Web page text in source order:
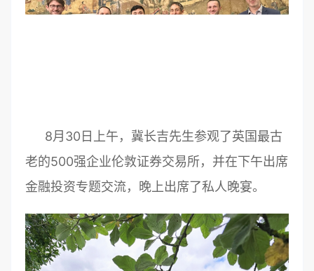
8月30日上午，冀长吉先生参观了英国最古
老的500强企业伦敦证券交易所，并在下午出席
金融投资专题交流，晚上出席了私人晚宴。